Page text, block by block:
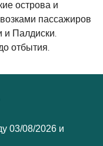
острова и
пассажиров
и Палдиски.
отбытия.
03/08/2026 и